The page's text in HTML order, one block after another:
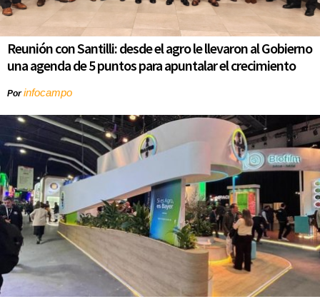
Reunión con Santilli: desde el agro le llevaron al Gobierno
una agenda de 5 puntos para apuntalar el crecimiento
Porinfocampo